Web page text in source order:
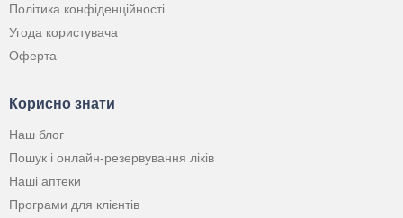
Політика конфіденційності
Угода користувача
Оферта
Корисно знати
Наш блог
Пошук і онлайн-резервування ліків
Наші аптеки
Програми для клієнтів